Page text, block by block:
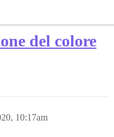
del colore
10:17am